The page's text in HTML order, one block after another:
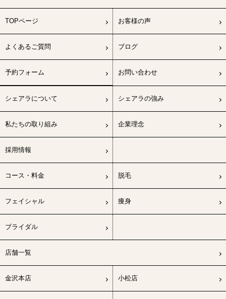
TOPページ お客様の声
よくあるご質問 ブログ
予約フォーム お問い合わせ
シェアラについて シェアラの強み
私たちの取り組み 企業理念
採用情報
コース・料金 脱毛
フェイシャル 痩身
ブライダル
店舗一覧
金沢本店 小松店